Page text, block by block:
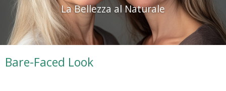
La Bellezza al Naturale
Bare-Faced Look